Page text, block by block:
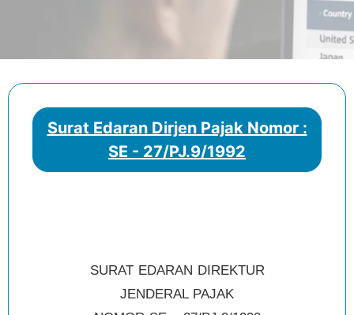
Surat Edaran Dirjen Pajak Nomor :
SE - 27/PJ.9/1992
SURAT EDARAN DIREKTUR
JENDERAL PAJAK